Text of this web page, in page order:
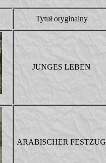
Tytuł oryginalny
JUNGES LEBEN
ARABISCHER FESTZUG